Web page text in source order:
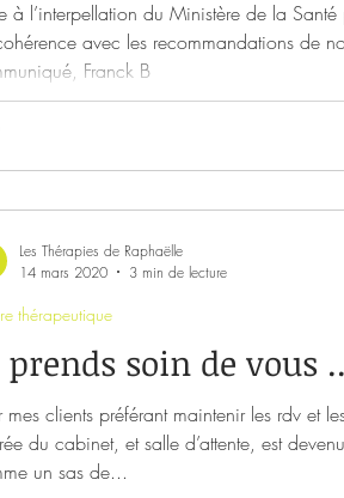
à l’interpellation du Ministère de la
avec les recommandations de
Franck B
prends soin de vous
mes clients préférant maintenir les rdv et
du cabinet, et salle d’attente, est
un sas de...
thérapeutique
Les Thérapies de Raphaëlle
14 mars 2020
3 min de lecture